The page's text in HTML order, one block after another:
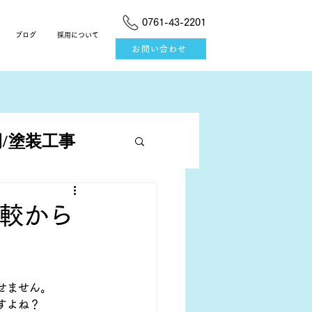
ブログ 採用について
0761-43-2201
お問い合わせ
塗装工事
から
せん。
よね？